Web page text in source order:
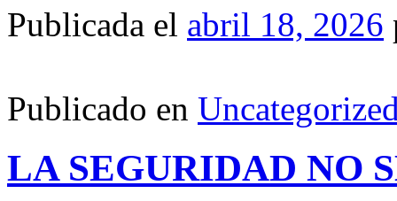
Publicada el abril 18, 2026
Publicado en
LA SEGURIDAD NO